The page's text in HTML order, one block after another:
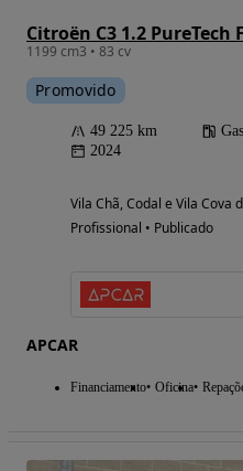
Citroën C3 1.2 PureTech
1199 cm3 • 83 cv
Promovido
49 225 km
2024
Vila Chã, Codal e Vila Cova
Profissional • Publicado
APCAR
Financiamento Oficina